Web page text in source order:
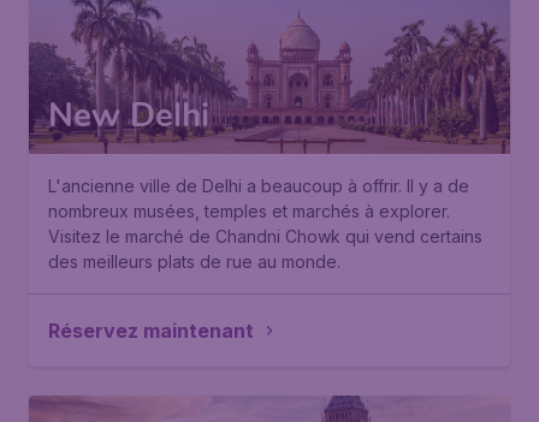
New Delhi
L'ancienne ville de Delhi a beaucoup à offrir. Il y a de
nombreux musées, temples et marchés à explorer.
Visitez le marché de Chandni Chowk qui vend certains
des meilleurs plats de rue au monde.
Réservez maintenant